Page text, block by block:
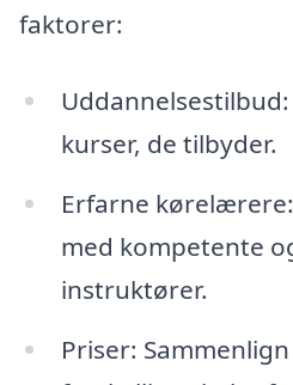
faktorer:
kurser, de tilbyder.
Erfarne
med kompetente
instruktører.
Priser: